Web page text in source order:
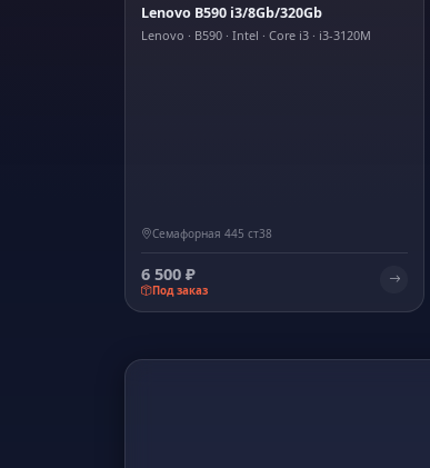
Lenovo B590 i3/8Gb/320Gb
Lenovo · B590 · Intel · Core i3 · i3-3120M
Семафорная 445 ст38
6 500 ₽
Под заказ